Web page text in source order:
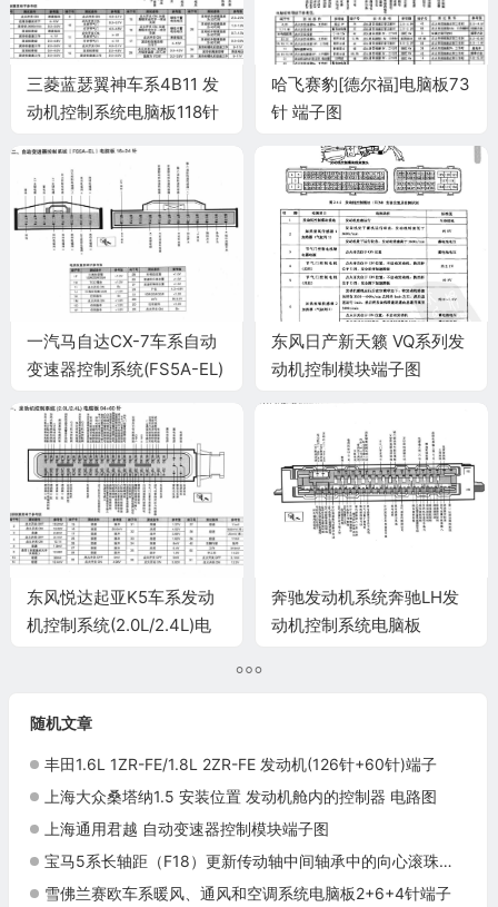
三菱蓝瑟翼神车系4B11 发
动机控制系统电脑板118针
哈飞赛豹[德尔福]电脑板73
针 端子图
一汽马自达CX-7车系自动
变速器控制系统(FS5A-EL)
东风日产新天籁 VQ系列发
动机控制模块端子图
东风悦达起亚K5车系发动
机控制系统(2.0L/2.4L)电
奔驰发动机系统奔驰LH发
动机控制系统电脑板
随机文章
丰田1.6L 1ZR-FE/1.8L 2ZR-FE 发动机(126针+60针)端子
上海大众桑塔纳1.5 安装位置 发动机舱内的控制器 电路图
上海通用君越 自动变速器控制模块端子图
宝马5系长轴距（F18）更新传动轴中间轴承中的向心滚珠轴承施工与复检标准
雪佛兰赛欧车系暖风、通风和空调系统电脑板2+6+4针端子